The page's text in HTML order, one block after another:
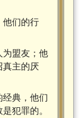
他们的行
为盟友；他
真主的厌
典，他们
犯罪的。